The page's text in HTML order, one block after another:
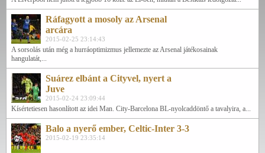
Ráfagyott a mosoly az Arsenal
arcára
2015-02-25 23:14:43
A sorsolás után még a hurráoptimizmus jellemezte az Arsenal játékosainak
hangulatát,...
Suárez elbánt a Cityvel, nyert a
Juve
2015-02-24 23:09:44
Kísértetiesen hasonlított az idei Man. City-Barcelona BL-nyolcaddöntő a tavalyira, a...
Balo a nyerő ember, Celtic-Inter 3-3
2015-02-19 23:35:14